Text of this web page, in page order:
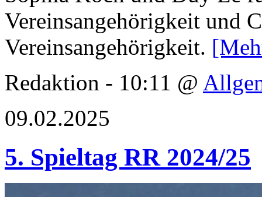
Vereinsangehörigkeit und
Vereinsangehörigkeit.
Redaktion - 10:11 @
09.02.2025
5. Spieltag RR 2024/25